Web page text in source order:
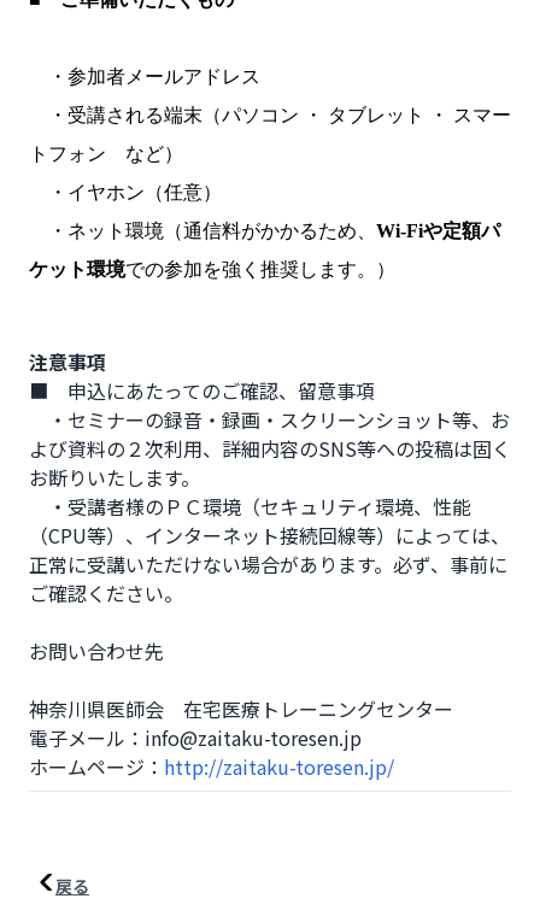
・参加者メールアドレス
・受講される端末（パソコン ・ タブレット ・ スマー
トフォン など）
・イヤホン（任意）
・ネット環境（通信料がかかるため、 Wi-Fiや定額パ
ケット環境での参加を強く推奨します。）
注意事項
■　申込にあたってのご確認、留意事項
・セミナーの録音・録画・スクリーンショット等、お
よび資料の２次利用、詳細内容のSNS等への投稿は固く
お断りいたします。
・受講者様のＰＣ環境（セキュリティ環境、性能
（CPU等）、インターネット接続回線等）によっては、
正常に受講いただけない場合があります。必ず、事前に
ご確認ください。
お問い合わせ先
神奈川県医師会　在宅医療トレーニングセンター
電子メール：info@zaitaku-toresen.jp
ホームページ： http://zaitaku-toresen.jp/
戻る